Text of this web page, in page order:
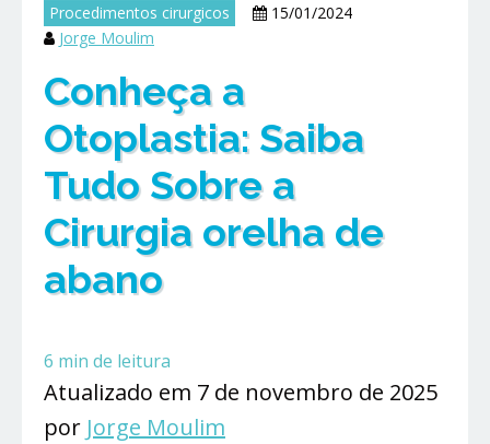
Procedimentos cirurgicos
15/01/2024
Jorge Moulim
Conheça a
Otoplastia: Saiba
Tudo Sobre a
Cirurgia orelha de
abano
6 min de leitura
Atualizado em 7 de novembro de 2025
por Jorge Moulim